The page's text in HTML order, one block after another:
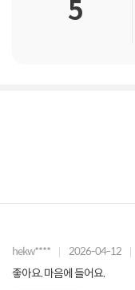
5
hekw**** 2026-04-12
좋아요. 마음에 들어요.